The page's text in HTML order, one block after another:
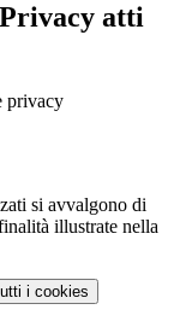
Privacy atti
privacy
si avvalgono di
illustrate nella
i cookies